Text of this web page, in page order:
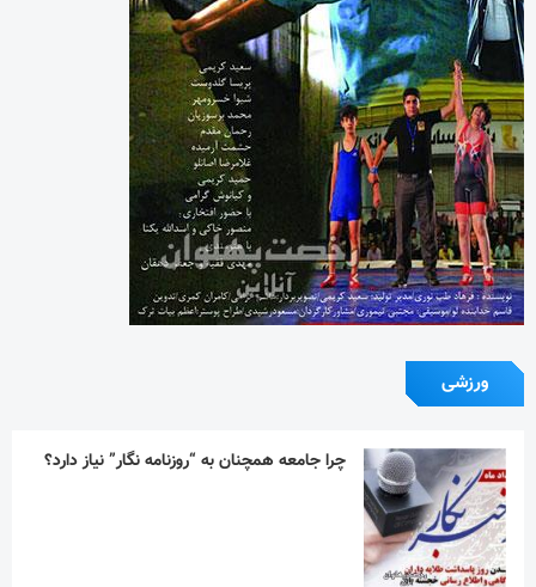
ورزشی
چرا جامعه همچنان به “روزنامه نگار” نیاز دارد؟
تیم ملی ورزش زورخانه‌ای به قرقیزستان می رود